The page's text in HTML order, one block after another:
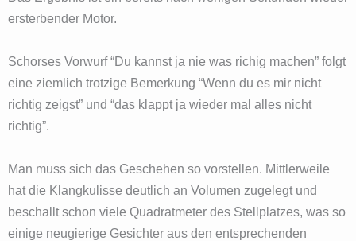
ersterbender Motor.
Schorses Vorwurf “Du kannst ja nie was richig machen” folgt
eine ziemlich trotzige Bemerkung “Wenn du es mir nicht
richtig zeigst” und “das klappt ja wieder mal alles nicht
richtig”.
Man muss sich das Geschehen so vorstellen. Mittlerweile
hat die Klangkulisse deutlich an Volumen zugelegt und
beschallt schon viele Quadratmeter des Stellplatzes, was so
einige neugierige Gesichter aus den entsprechenden